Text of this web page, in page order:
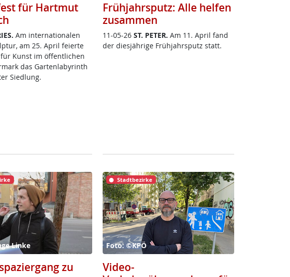
für Hartmut
Am in­ter­na­tio­na­len
am 25. April fei­er­te
Kunst im öf­f­ent­li­chen
das Gar­ten­la­byrinth
Sied­lung.
Frühjahrsputz: Alle helfen
zusammen
11-05-26 ST. PE­TER. Am 11. April fand
der dies­jäh­ri­ge Früh­jahrs­putz statt.
Linke
zu
Stadtbezirke
Foto: ©KPÖ
Video-